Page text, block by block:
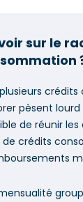
sur le
crédits
pèsent
de réunir
crédits